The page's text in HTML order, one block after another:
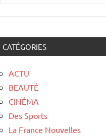
CATÉGORIES
ACTU
BEAUTÉ
CINÉMA
Des Sports
La France Nouvelles